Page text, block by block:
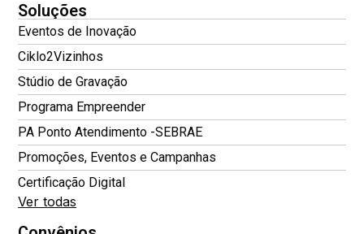
Soluções
Eventos de Inovação
Ciklo2Vizinhos
Stúdio de Gravação
Programa Empreender
PA Ponto Atendimento -SEBRAE
Promoções, Eventos e Campanhas
Certificação Digital
Ver todas